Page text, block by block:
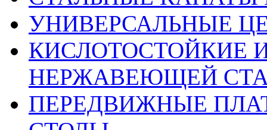
УНИВЕРСАЛЬНЫЕ
КИСЛОТОСТОЙКИЕ
НЕРЖАВЕЮЩЕЙ
ПЕРЕДВИЖНЫЕ